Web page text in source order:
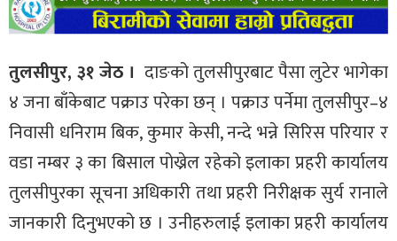
तुलसीपुर, ३१ जेठ । दाङको तुलसीपुरबाट पैसा लुटेर भागेका
४ जना बाँकेबाट पक्राउ परेका छन् । पक्राउ पर्नेमा तुलसीपुर–४
निवासी धनिराम बिक, कुमार केसी, नन्दे भन्ने सिरिस परियार र
वडा नम्बर ३ का बिसाल पोख्रेल रहेको इलाका प्रहरी कार्यालय
तुलसीपुरका सूचना अधिकारी तथा प्रहरी निरीक्षक सुर्य रानाले
जानकारी दिनुभएको छ । उनीहरुलाई इलाका प्रहरी कार्यालय